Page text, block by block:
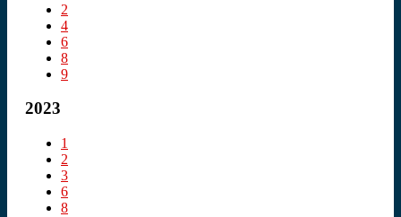
2
4
6
8
9
2023
1
2
3
6
8